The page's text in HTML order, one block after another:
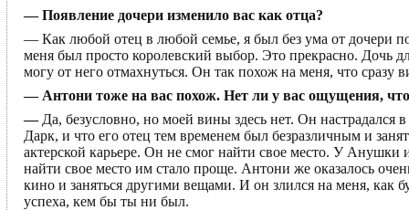
— Появление дочери изменило вас как отца?
— Как любой отец в любой семье, я был без ума от дочери
меня был просто королевский выбор. Это прекрасно. Дочь
могу от него отмахнуться. Он так похож на меня, что
— Антони тоже на вас похож. Нет ли у вас ощущения,
— Да, безусловно, но моей вины здесь нет. Он
Дарк, и что его отец тем временем был безразличным и
актерской карьере. Он не смог найти свое место. У Анушки
найти свое место им стало проще. Антони же оказалось
кино и заняться другими вещами. И он злился на меня, как
успеха, кем бы ты ни был.